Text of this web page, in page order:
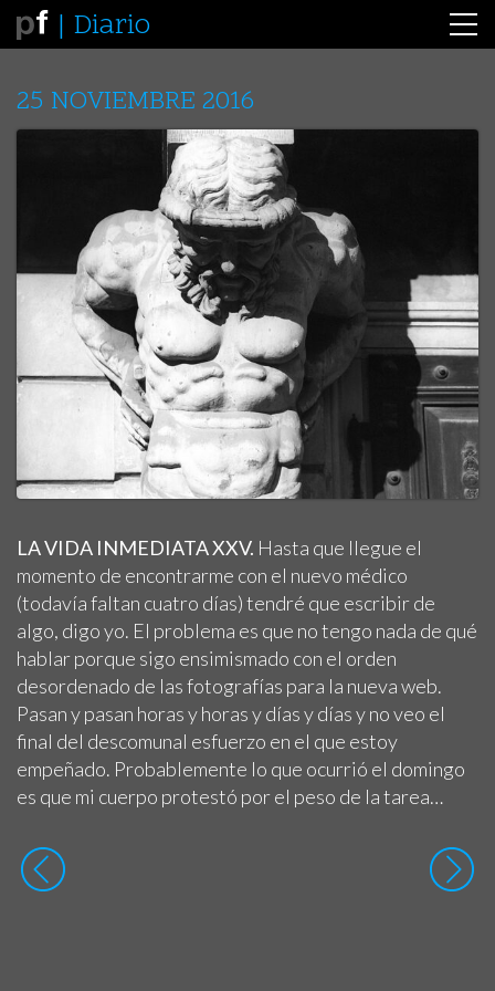
Diario
25 NOVIEMBRE 2016
LA VIDA INMEDIATA XXV. Hasta que llegue el
momento de encontrarme con el nuevo médico
(todavía faltan cuatro días) tendré que escribir de
algo, digo yo. El problema es que no tengo nada de qué
hablar porque sigo ensimismado con el orden
desordenado de las fotografías para la nueva web.
Pasan y pasan horas y horas y días y días y no veo el
final del descomunal esfuerzo en el que estoy
empeñado. Probablemente lo que ocurrió el domingo
es que mi cuerpo protestó por el peso de la tarea…